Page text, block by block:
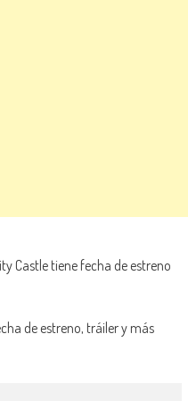
Castle tiene fecha de estreno
de estreno, tráiler y más